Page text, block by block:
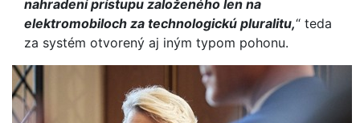
nahradení prístupu založeného len na
elektromobiloch za technologickú pluralitu,“ teda
za systém otvorený aj iným typom pohonu.